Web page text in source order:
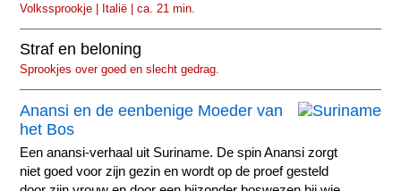
Volkssprookje | Italië | ca. 21 min.
Straf en beloning
Sprookjes over goed en slecht gedrag.
Anansi en de eenbenige Moeder van
het Bos
Een anansi-verhaal uit Suriname. De spin Anansi zorgt
niet goed voor zijn gezin en wordt op de proef gesteld